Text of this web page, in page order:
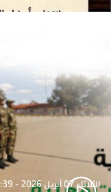
الثلاثاء 07 أبريل 2026 - 5:39